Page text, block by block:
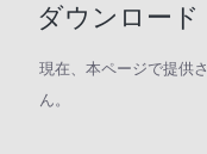
ダウンロード
現在、本ページで提供
ん。